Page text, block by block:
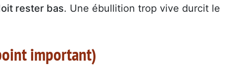
rester bas. Une ébullition trop vive durcit le
important)